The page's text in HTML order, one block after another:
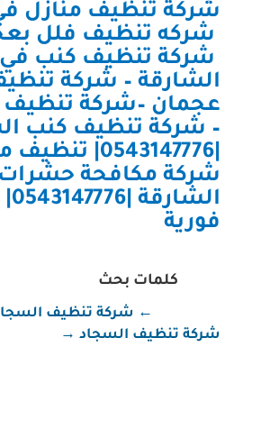
شركة تنظيف منازل
شركه تنظيف فلل
شركة تنظيف كنب في
الشارقة– شركة
عجمان –شركة تنظيف
– شركة تنظيف كنب
شركة مكافحة
فورية
كلمات بحث
← شركة تنظيف
شركة تنظيف السجاد→